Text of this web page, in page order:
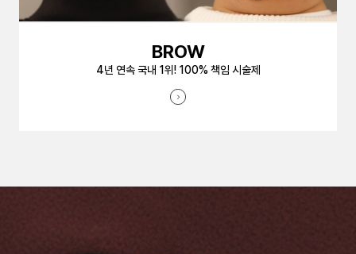
BROW
4년 연속 국내 1위! 100% 책임 시술제